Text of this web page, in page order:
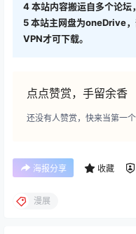
4本站内容搬运自多个论坛
5本站主网盘为oneDrive
VPN才可下载。
点点赞赏，手留余香
还没有人赞赏，快来当第一个
海报分享 收藏
漫展